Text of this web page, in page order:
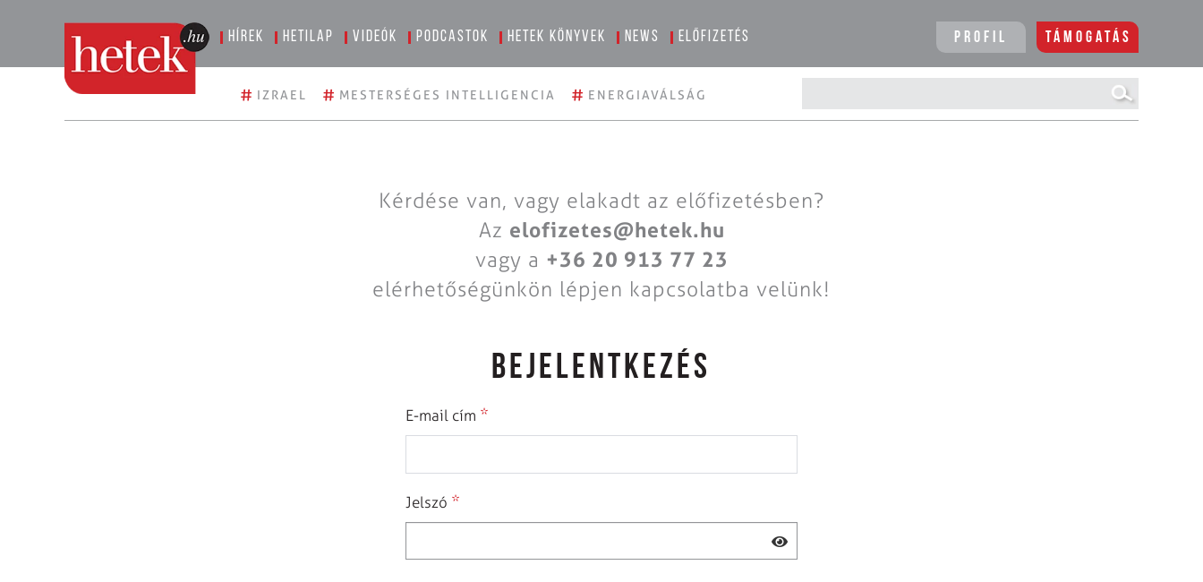
Hírek Hetilap Videók Podcastok Hetek könyvek News Előfizetés Profil Támogatás
# IZRAEL # MESTERSÉGES INTELLIGENCIA # ENERGIAVÁLSÁG
Kérdése van, vagy elakadt az előfizetésben?
Az elofizetes@hetek.hu
vagy a +36 20 913 77 23
elérhetőségünkön lépjen kapcsolatba velünk!
BEJELENTKEZÉS
E-mail cím *
Jelszó *